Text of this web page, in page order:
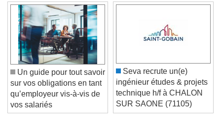
Un guide pour tout savoir
sur vos obligations en tant
qu’employeur vis-à-vis de
vos salariés
Seva recrute un(e)
ingénieur études & projets
technique h/f à CHALON
SUR SAONE (71105)